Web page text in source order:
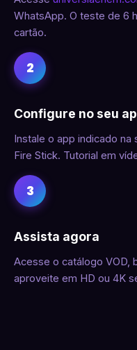
WhatsApp. O teste de 6
cartão.
2
Configure no seu
Instale o app indicado na
Fire Stick. Tutorial em
3
Assista agora
Acesse o catálogo VOD,
aproveite em HD ou 4K